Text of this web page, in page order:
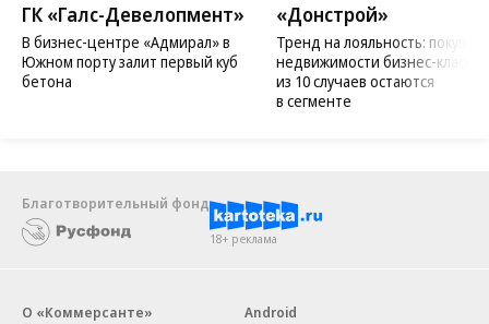
ГК «Галс-Девелопмент»
В бизнес-центре «Адмирал» в
Южном порту залит первый куб
бетона
«Донстрой»
Тренд на лояльность:
недвижимости бизнес-класса
из 10 случаев остаются
в сегменте
Благотворительный фонд
18+ реклама
О «Коммерсанте»
Android